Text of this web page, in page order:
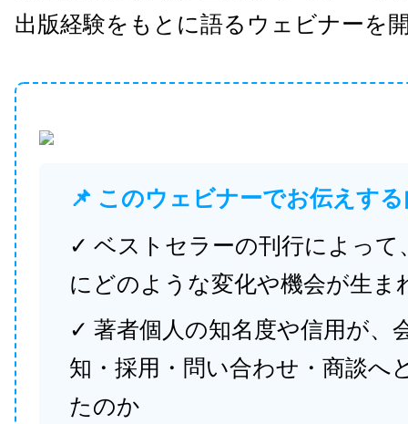
出版経験をもとに語るウェビナーを
📌 このウェビナーでお伝えす
✓ ベストセラーの刊行によって
にどのような変化や機会が生ま
✓ 著者個人の知名度や信用が、
知・採用・問い合わせ・商談へ
たのか